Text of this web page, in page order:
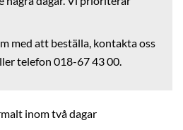
med att beställa, kontakta oss
telefon 018-67 43 00.
inom två dagar